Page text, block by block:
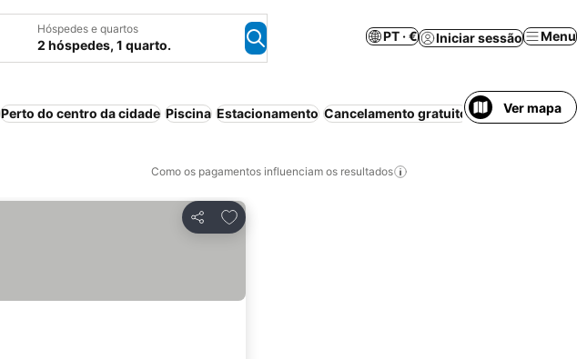
Hóspedes e quartos
2 hóspedes, 1 quarto.
PT · € Iniciar sessão Menu
Perto do centro da cidade Piscina Estacionamento Cancelamento gratuito Ver mapa
Como os pagamentos influenciam os resultados
Partilhar
Adicionar aos favoritos